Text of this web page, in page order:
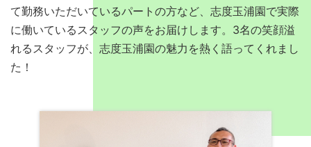
て勤務いただいているパートの方など、志度玉浦園で実際
に働いているスタッフの声をお届けします。3名の笑顔溢
れるスタッフが、志度玉浦園の魅力を熱く語ってくれまし
た！